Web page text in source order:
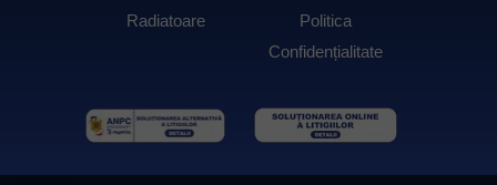
Politica
Confidențialitate
Radiatoare